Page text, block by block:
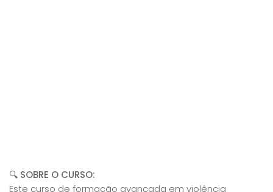
🔍 SOBRE O CURSO:
Este curso de formação avançada em violência